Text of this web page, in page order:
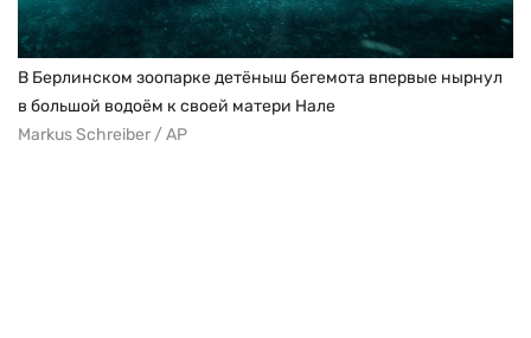
В Берлинском зоопарке детёныш бегемота впервые нырнул
в большой водоём к своей матери Нале
Markus Schreiber / AP